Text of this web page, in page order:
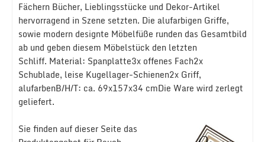
Fächern Bücher, Lieblingsstücke und Dekor-Artikel
hervorragend in Szene setzten. Die alufarbigen Griffe,
sowie modern designte Möbelfüße runden das Gesamtbild
ab und geben diesem Möbelstück den letzten
Schliff. Material: Spanplatte3x offenes Fach2x
Schublade, leise Kugellager-Schienen2x Griff,
alufarbenB/H/T: ca. 69x157x34 cmDie Ware wird zerlegt
geliefert.
Sie finden auf dieser Seite das